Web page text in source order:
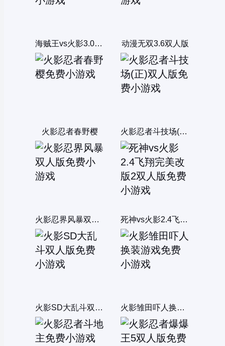
海贼王vs火影3.0双人版 动漫无双3.6双人版
火影忍者春野樱 火影忍者斗技场(正)双人版
火影忍界风暴双人版 死神vs火影2.4飞翔完美改版2双人版
火影SD大乱斗双人版 火影雏田吓人换装游戏